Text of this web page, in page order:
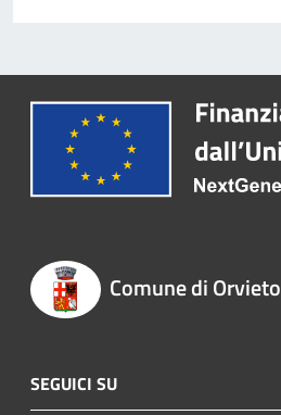
Comune di Orvieto
SEGUICI SU